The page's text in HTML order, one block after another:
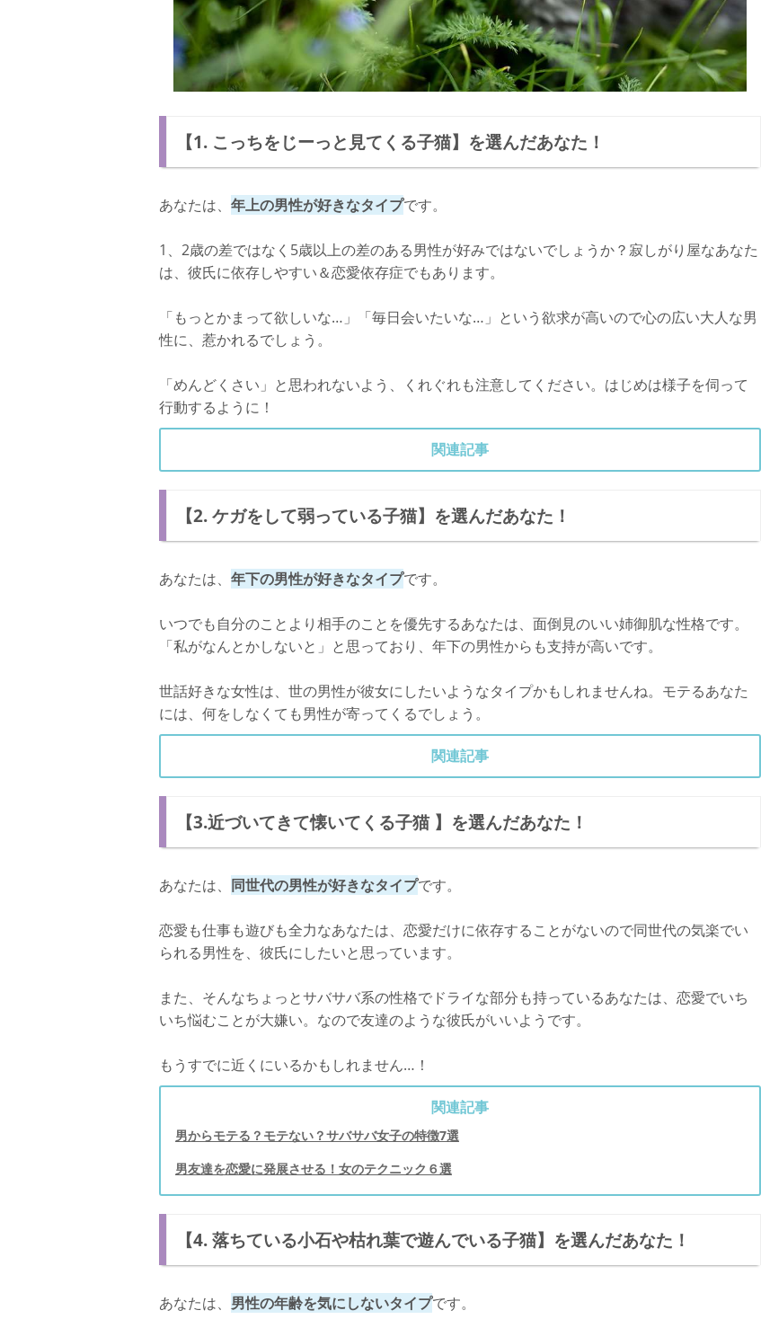
【1. こっちをじーっと見てくる子猫】を選んだあなた！
あなたは、 年上の男性が好きなタイプです。
1、2歳の差ではなく5歳以上の差のある男性が好みではないでしょうか？寂しがり屋なあなた
は、彼氏に依存しやすい＆恋愛依存症でもあります。
「もっとかまって欲しいな…」「毎日会いたいな…」という欲求が高いので心の広い大人な男
性に、惹かれるでしょう。
「めんどくさい」と思われないよう、くれぐれも注意してください。はじめは様子を伺って
行動するように！
関連記事
【2. ケガをして弱っている子猫】を選んだあなた！
あなたは、 年下の男性が好きなタイプです。
いつでも自分のことより相手のことを優先するあなたは、面倒見のいい姉御肌な性格です。
「私がなんとかしないと」と思っており、年下の男性からも支持が高いです。
世話好きな女性は、世の男性が彼女にしたいようなタイプかもしれませんね。モテるあなた
には、何をしなくても男性が寄ってくるでしょう。
関連記事
【3.近づいてきて懐いてくる子猫 】を選んだあなた！
あなたは、 同世代の男性が好きなタイプです。
恋愛も仕事も遊びも全力なあなたは、恋愛だけに依存することがないので同世代の気楽でい
られる男性を、彼氏にしたいと思っています。
また、そんなちょっとサバサバ系の性格でドライな部分も持っているあなたは、恋愛でいち
いち悩むことが大嫌い。なので友達のような彼氏がいいようです。
もうすでに近くにいるかもしれません…！
関連記事
男からモテる？モテない？サバサバ女子の特徴7選
男友達を恋愛に発展させる！女のテクニック６選
【4. 落ちている小石や枯れ葉で遊んでいる子猫】を選んだあなた！
あなたは、 男性の年齢を気にしないタイプです。